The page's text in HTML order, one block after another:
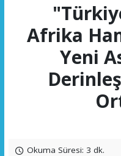
Afrika
Yeni
Okuma Süresi: 3 dk.